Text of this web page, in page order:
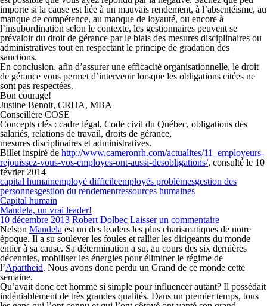
importe si la cause est liée à un mauvais rendement, à l’absentéisme, au
manque de compétence, au manque de loyauté, ou encore à
l’insubordination selon le contexte, les gestionnaires peuvent se
prévaloir du droit de gérance par le biais des mesures disciplinaires ou
administratives tout en respectant le principe de gradation des
sanctions.
En conclusion, afin d’assurer une efficacité organisationnelle, le droit
de gérance vous permet d’intervenir lorsque les obligations citées ne
sont pas respectées.
Bon courage!
Justine Benoit, CRHA, MBA
Conseillère COSE
Concepts clés : cadre légal, Code civil du Québec, obligations des
salariés, relations de travail, droits de gérance,
mesures disciplinaires et administratives.
Billet inspiré de http://www.cameronrh.com/actualites/11_employeurs-
rejouissez-vous-vos-employes-ont-aussi-desobligations/, consulté le 10
février 2014
capital humainemployé difficileemployés problèmesgestion des
personnesgestion du rendementressources humaines
Capital humain
Mandela, un vrai leader!
10 décembre 2013 Robert Dolbec Laisser un commentaire
Nelson Mandela est un des leaders les plus charismatiques de notre
époque. Il a su soulever les foules et rallier les dirigeants du monde
entier à sa cause. Sa détermination a su, au cours des six dernières
décennies, mobiliser les énergies pour éliminer le régime de
l’Apartheid. Nous avons donc perdu un Grand de ce monde cette
semaine.
Qu’avait donc cet homme si simple pour influencer autant? Il possédait
indéniablement de très grandes qualités. Dans un premier temps, tous